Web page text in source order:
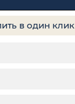
в один клик